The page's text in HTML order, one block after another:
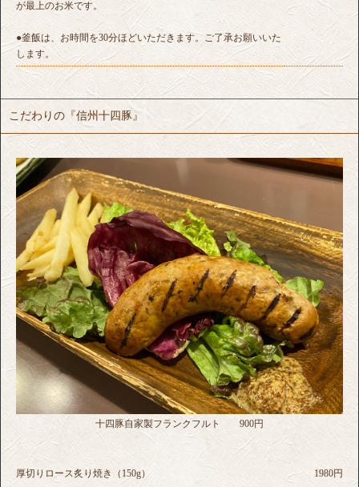
が最上のお米です。
●釜飯は、お時間を30分ほどいただきます。ご了承お願いいた
します。
こだわりの『信州十四豚』
十四豚自家製フランクフルト 900円
厚切りロース炙り焼き（150g） 1980円